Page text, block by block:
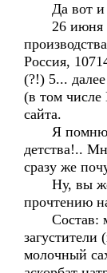
Да вот и
26 июня
Россия,
(?!) 5...
(в том
сайта.
Я помню
детства!..
сразу же
Ну, вы же
прочтению
Состав:
загустители
молочный